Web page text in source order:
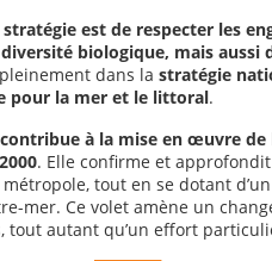
est de respecter les
biologique, mais aussi
dans la stratégie
pour la mer et le littoral.
à la mise en œuvre de
. Elle confirme et
tout en se dotant
mer. Ce volet amène un
tout autant qu’un effort